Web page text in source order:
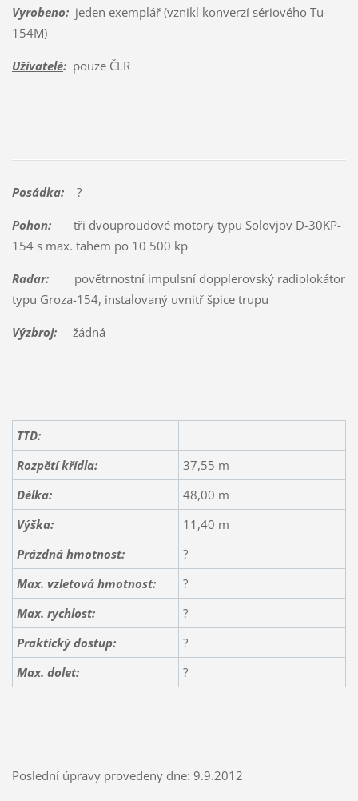
Vyrobeno:jeden exemplář (vznikl konverzí sériového Tu-
154M)
Uživatelé:pouze ČLR
Posádka:?
Pohon:tři dvouproudové motory typu Solovjov D-30KP-
154 s max. tahem po 10 500 kp
Radar:povětrnostní impulsní dopplerovský radiolokátor
typu Groza-154, instalovaný uvnitř špice trupu
Výzbroj:žádná
TTD:
Rozpětí křídla:
37,55 m
Délka:
48,00 m
Výška:
11,40 m
Prázdná hmotnost:
?
Max. vzletová hmotnost:
?
Max. rychlost:
?
Praktický dostup:
?
Max. dolet:
?
Poslední úpravy provedeny dne: 9.9.2012